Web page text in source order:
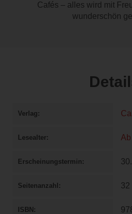
Cafés – alles wird mit
wunderschön
Verlag
Lesealter
Erscheinungstermin
Seitenanzahl 32
ISBN